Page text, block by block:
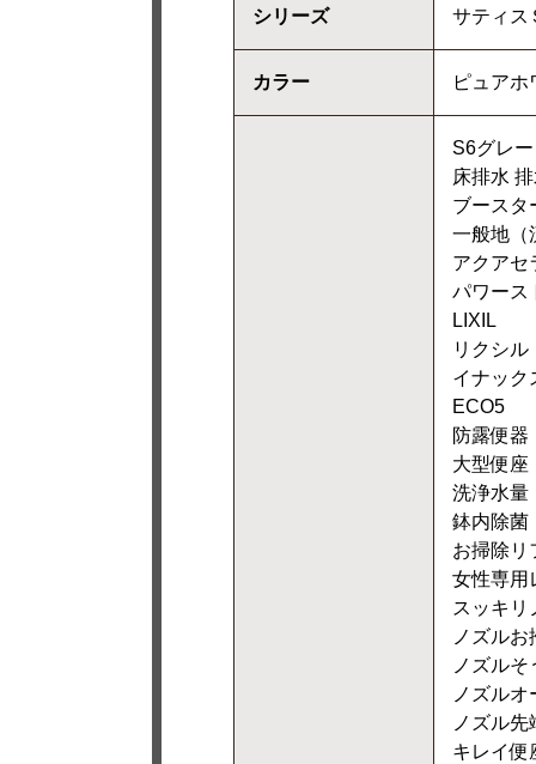
シリーズ サティス
カラー ピュアホ
S6グレ
床排水
ブースタ
一般地（
アクアセ
パワース
LIXIL
リクシル
イナック
ECO5
防露便器
大型便座
洗浄水量
鉢内除菌
お掃除リ
女性専用
スッキリ
ノズルお
ノズルそ
ノズルオ
ノズル先
キレイ便